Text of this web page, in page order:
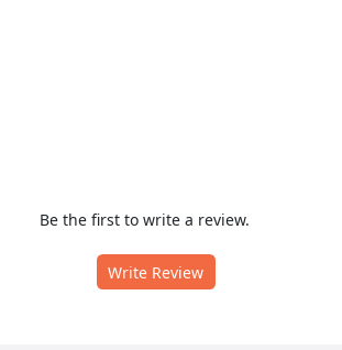
Be the first to write a review.
Write Review